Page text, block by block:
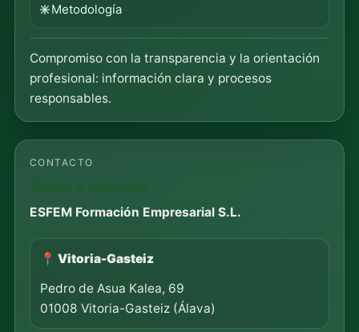
Metodología
Compromiso con la transparencia y la orientación
profesional: información clara y procesos
responsables.
CONTACTO
ESFEM Formación Empresarial S.L.
📍 Vitoria-Gasteiz
Pedro de Asua Kalea, 69
01008 Vitoria-Gasteiz (Álava)